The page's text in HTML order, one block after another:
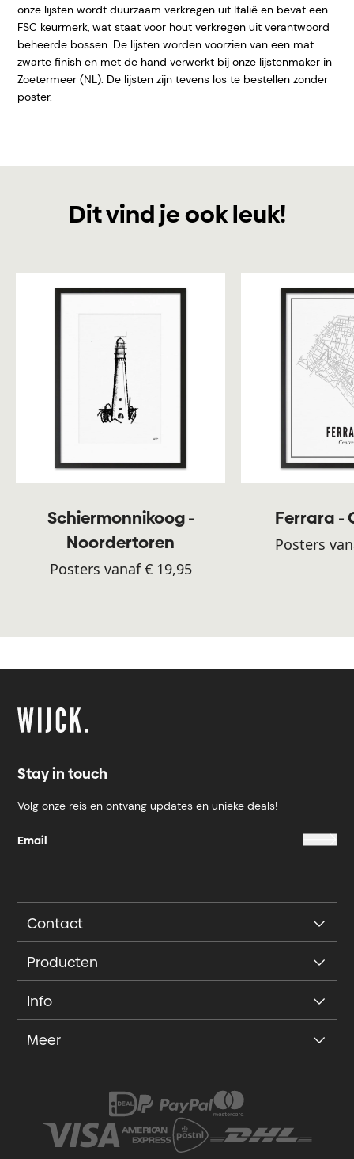
onze lijsten wordt duurzaam verkregen uit Italië en bevat een
FSC keurmerk, wat staat voor hout verkregen uit verantwoord
beheerde bossen. De lijsten worden voorzien van een mat
zwarte finish en met de hand verwerkt bij onze lijstenmaker in
Zoetermeer (NL). De lijsten zijn tevens los te bestellen zonder
poster.
Dit vind je ook leuk!
Schiermonnikoog -
Noordertoren
Posters vanaf € 19,95
Ferrara -
Posters
Stay in touch
Volg onze reis en ontvang updates en unieke deals!
Contact
Producten
Info
Meer